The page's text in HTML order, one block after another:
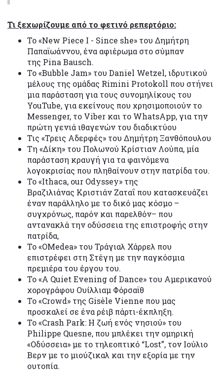
Τι ξεχωρίζουμε από το φετινό ρεπερτόριο:
Το «New Piece Ι - Since she» του Δημήτρη
Παπαϊωάννου, ένα αφιέρωμα στο σύμπαν
της Pina Bausch.
Το «Bubble Jam» του Daniel Wetzel, ιδρυτικού
μέλους της ομάδας Rimini Protokoll που στήνει
μια παράσταση για τους συνομηλίκους του
YouTube, για εκείνους που χρησιμοποιούν το
Messenger, το Viber και το WhatsApp, για την
πρώτη γενιά ιθαγενών του διαδικτύου
Τις «Τρεις Αδερφές» του Δημήτρη Ξανθόπουλου
Τη «Δίκη» του Πολωνού Κρίστιαν Λούπα, μία
παράσταση κραυγή για τα φαινόμενα
λογοκρισίας που πληθαίνουν στην πατρίδα του.
Το «Ithaca, our Odyssey» της
Βραζιλιάνας Κριστιάν Ζαταΐ που κατασκευάζει
έναν παράλληλο με το δικό μας κόσμο –
συγχρόνως, παρόν και παρελθόν– που
αντανακλά την οδύσσεια της επιστροφής στην
πατρίδα,
Το «OMedea» του Τράγιαλ Χάρρελ που
επιστρέφει στη Στέγη με την παγκόσμια
πρεμιέρα του έργου του.
Το «A Quiet Evening of Dance» του Αμερικανού
χορογράφου Ουίλλιαμ Φόρσαϊθ
Το «Crowd» της Gisèle Vienne που μας
προσκαλεί σε ένα ρέιβ πάρτι-έκπληξη.
To «Crash Park: Η ζωή ενός νησιού» του
Philippe Quesne, που μπλέκει την ομηρική
«Οδύσσεια» με το τηλεοπτικό “Lost”, τον Ιούλιο
Βερν με το μιούζικαλ και την εξορία με την
ουτοπία.